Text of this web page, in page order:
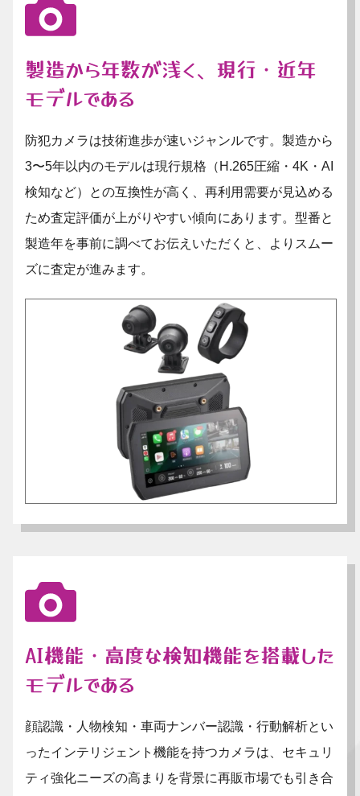
製造から年数が浅く、現行・近年
モデルである
防犯カメラは技術進歩が速いジャンルです。製造から
3〜5年以内のモデルは現行規格（H.265圧縮・4K・AI
検知など）との互換性が高く、再利用需要が見込める
ため査定評価が上がりやすい傾向にあります。型番と
製造年を事前に調べてお伝えいただくと、よりスムー
ズに査定が進みます。
AI機能・高度な検知機能を搭載した
モデルである
顔認識・人物検知・車両ナンバー認識・行動解析とい
ったインテリジェント機能を持つカメラは、セキュリ
ティ強化ニーズの高まりを背景に再販市場でも引き合